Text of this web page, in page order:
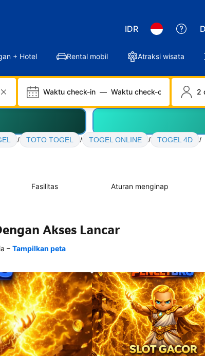
IDR
+ Hotel Rental mobil Atraksi wisata
Waktu check-in — Waktu check-out 2
/ TOTO TOGEL / TOGEL ONLINE / TOGEL 4D
/
Fasilitas Aturan menginap
Akses Lancar
– Tampilkan peta